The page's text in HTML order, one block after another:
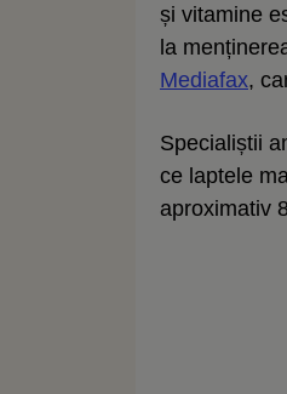
și vitamine
la
Mediafax,
Specialiștii
ce laptele
aproximativ